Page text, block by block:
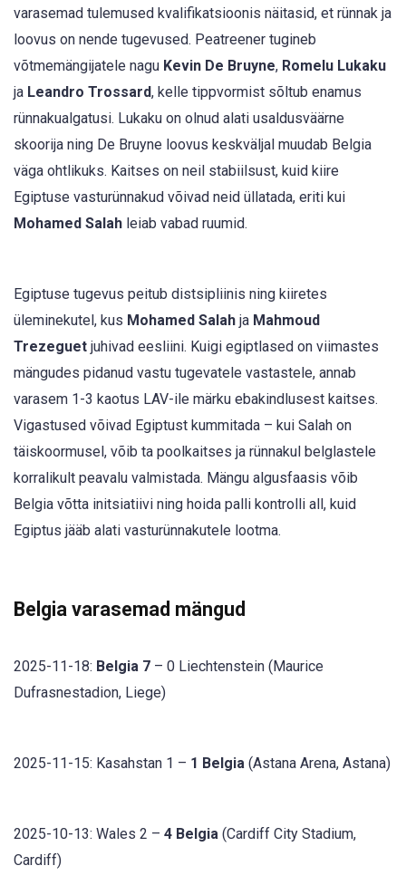
varasemad tulemused kvalifikatsioonis näitasid, et rünnak ja
loovus on nende tugevused. Peatreener tugineb
võtmemängijatele nagu Kevin De Bruyne, Romelu Lukaku
ja Leandro Trossard, kelle tippvormist sõltub enamus
rünnakualgatusi. Lukaku on olnud alati usaldusväärne
skoorija ning De Bruyne loovus keskväljal muudab Belgia
väga ohtlikuks. Kaitses on neil stabiilsust, kuid kiire
Egiptuse vasturünnakud võivad neid üllatada, eriti kui
Mohamed Salah leiab vabad ruumid.
Egiptuse tugevus peitub distsipliinis ning kiiretes
üleminekutel, kus Mohamed Salah ja Mahmoud
Trezeguet juhivad eesliini. Kuigi egiptlased on viimastes
mängudes pidanud vastu tugevatele vastastele, annab
varasem 1-3 kaotus LAV-ile märku ebakindlusest kaitses.
Vigastused võivad Egiptust kummitada – kui Salah on
täiskoormusel, võib ta poolkaitses ja rünnakul belglastele
korralikult peavalu valmistada. Mängu algusfaasis võib
Belgia võtta initsiatiivi ning hoida palli kontrolli all, kuid
Egiptus jääb alati vasturünnakutele lootma.
Belgia varasemad mängud
2025-11-18: Belgia 7 – 0 Liechtenstein (Maurice
Dufrasnestadion, Liege)
2025-11-15: Kasahstan 1 – 1 Belgia (Astana Arena, Astana)
2025-10-13: Wales 2 – 4 Belgia (Cardiff City Stadium,
Cardiff)